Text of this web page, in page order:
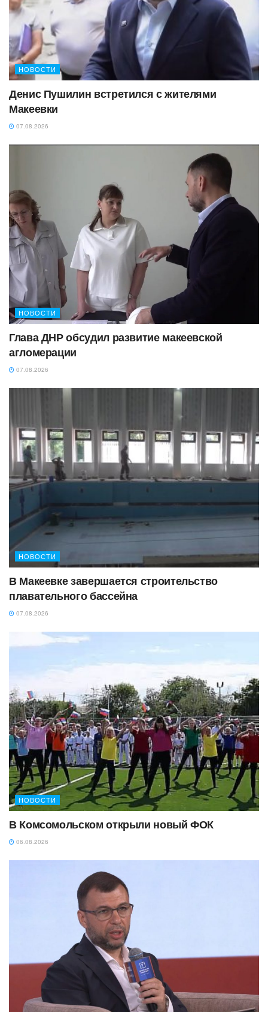
НОВОСТИ
Денис Пушилин встретился с жителями
Макеевки
07.08.2026
НОВОСТИ
Глава ДНР обсудил развитие макеевской
агломерации
07.08.2026
НОВОСТИ
В Макеевке завершается строительство
плавательного бассейна
07.08.2026
НОВОСТИ
В Комсомольском открыли новый ФОК
06.08.2026